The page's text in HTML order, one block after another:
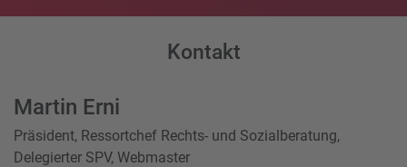
Kontakt
Martin Erni
Präsident, Ressortchef Rechts- und Sozialberatung,
Delegierter SPV, Webmaster